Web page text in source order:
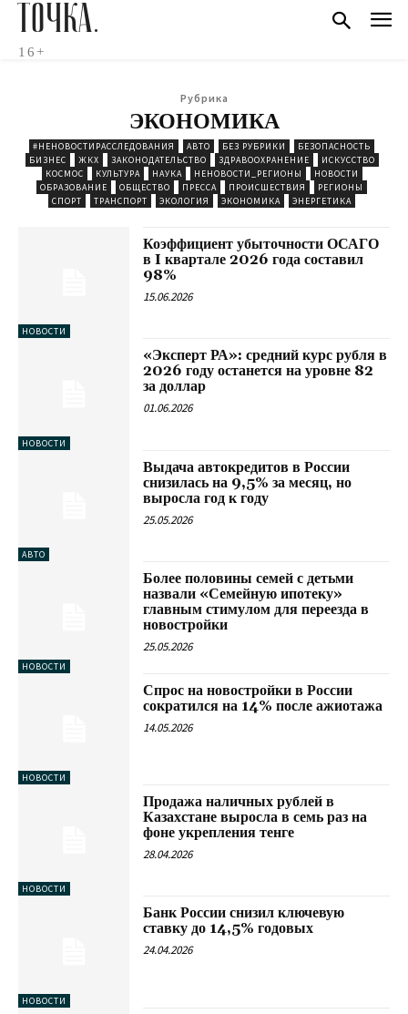
ТОЧКА.
16+
Рубрика
ЭКОНОМИКА
#НЕНОВОСТИРАССЛЕДОВАНИЯ АВТО БЕЗ РУБРИКИ
БЕЗОПАСНОСТЬ
БИЗНЕС
ЖКХ ЗАКОНОДАТЕЛЬСТВО ЗДРАВООХРАНЕНИЕ
ИСКУССТВО
КОСМОС
КУЛЬТУРА НАУКА НЕНОВОСТИ_РЕГИОНЫ
НОВОСТИ
ОБРАЗОВАНИЕ
ОБЩЕСТВО ПРЕССА ПРОИСШЕСТВИЯ
РЕГИОНЫ
СПОРТ
ТРАНСПОРТ ЭКОЛОГИЯ ЭКОНОМИКА ЭНЕРГЕТИКА
НОВОСТИ
Коэффициент убыточности ОСАГО
в I квартале 2026 года составил
98%
15.06.2026
НОВОСТИ
«Эксперт РА»: средний курс рубля в
2026 году останется на уровне 82
за доллар
01.06.2026
АВТО
Выдача автокредитов в России
снизилась на 9,5% за месяц, но
выросла год к году
25.05.2026
НОВОСТИ
Более половины семей с детьми
назвали «Семейную ипотеку»
главным стимулом для переезда в
новостройки
25.05.2026
НОВОСТИ
Спрос на новостройки в России
сократился на 14% после ажиотажа
14.05.2026
НОВОСТИ
Продажа наличных рублей в
Казахстане выросла в семь раз на
фоне укрепления тенге
28.04.2026
НОВОСТИ
Банк России снизил ключевую
ставку до 14,5% годовых
24.04.2026